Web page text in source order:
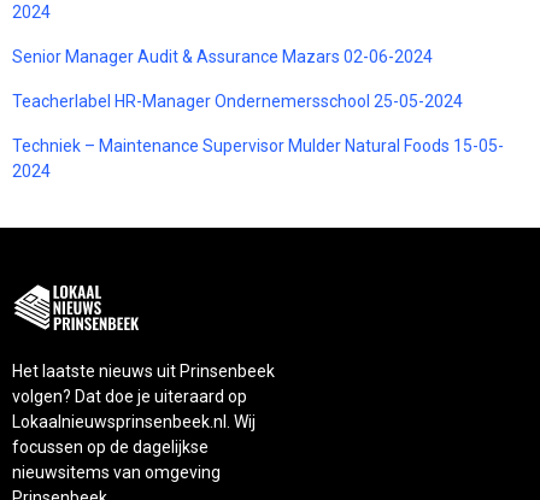
2024
Senior Manager Audit & Assurance Mazars 02-06-2024
Teacherlabel HR-Manager Ondernemersschool 25-05-2024
Techniek – Maintenance Supervisor Mulder Natural Foods 15-05-
2024
Het laatste nieuws uit Prinsenbeek
volgen? Dat doe je uiteraard op
Lokaalnieuwsprinsenbeek.nl. Wij
focussen op de dagelijkse
nieuwsitems van omgeving